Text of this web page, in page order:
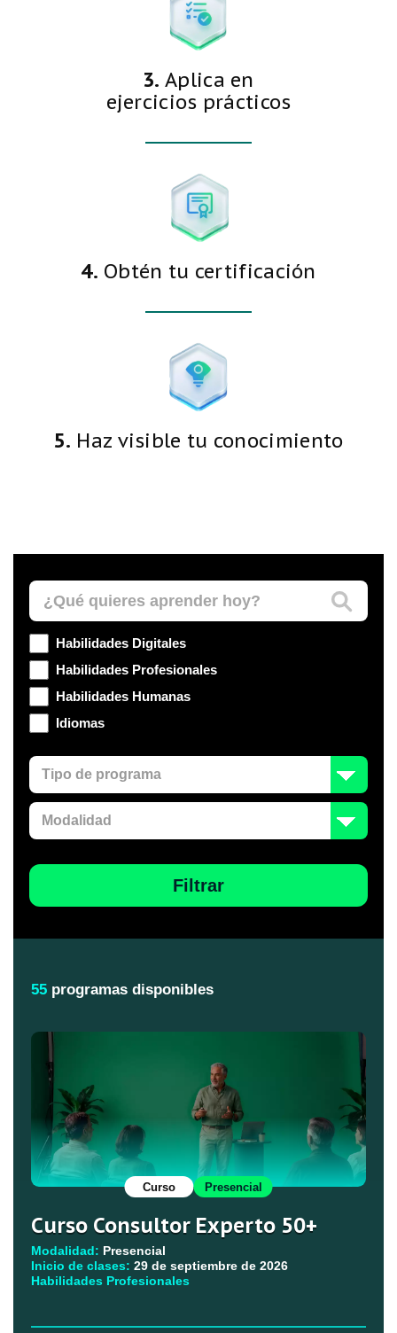
3. Aplica en
ejercicios prácticos
4. Obtén tu certificación
5. Haz visible tu conocimiento
Habilidades Digitales
Habilidades Profesionales
Habilidades Humanas
Idiomas
Filtrar
55 programas disponibles
Curso Presencial
Curso Consultor Experto 50+
Modalidad: Presencial
Inicio de clases: 29 de septiembre de 2026
Habilidades Profesionales